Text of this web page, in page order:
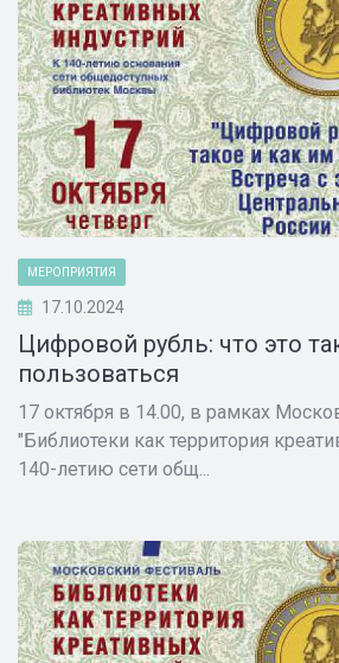
МЕРОПРИЯТИЯ
17.10.2024
Цифровой рубль: что это
пользоваться
17 октября в 14.00, в рамках
"Библиотеки как территория
140-летию сети общ...